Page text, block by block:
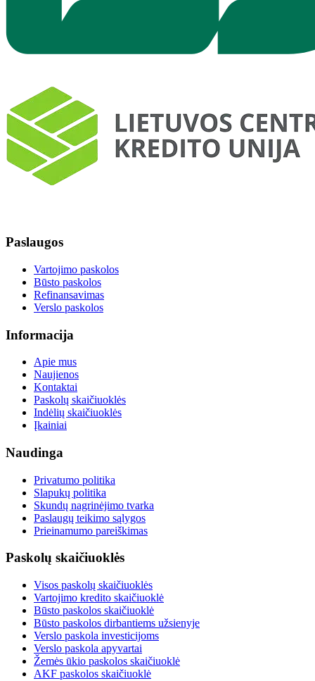
Paslaugos
Vartojimo paskolos
Būsto paskolos
Refinansavimas
Verslo paskolos
Informacija
Apie mus
Naujienos
Kontaktai
Paskolų skaičiuoklės
Indėlių skaičiuoklės
Įkainiai
Naudinga
Privatumo politika
Slapukų politika
Skundų nagrinėjimo tvarka
Paslaugų teikimo sąlygos
Prieinamumo pareiškimas
Paskolų skaičiuoklės
Visos paskolų skaičiuoklės
Vartojimo kredito skaičiuoklė
Būsto paskolos skaičiuoklė
Būsto paskolos dirbantiems užsienyje
Verslo paskola investicijoms
Verslo paskola apyvartai
Žemės ūkio paskolos skaičiuoklė
AKF paskolos skaičiuoklė